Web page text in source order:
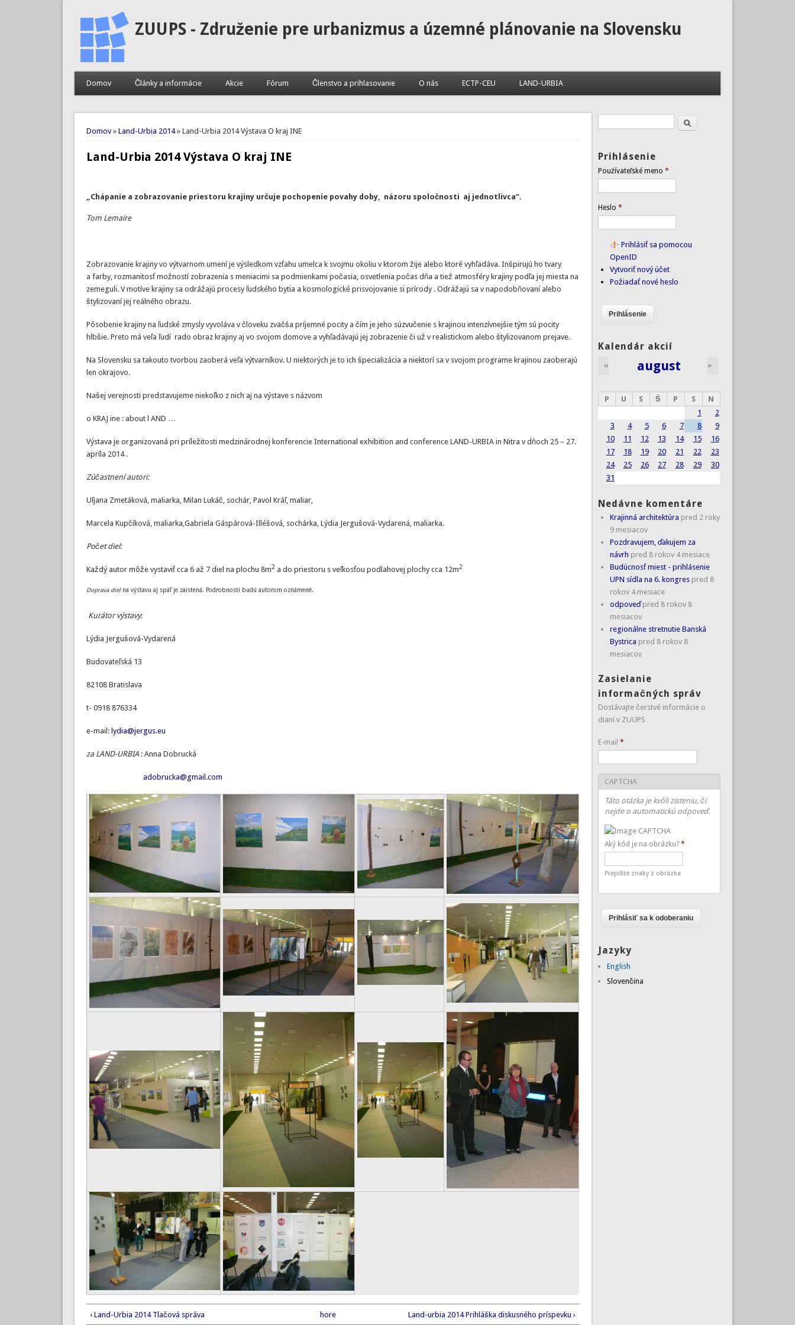
ZUUPS - Združenie pre urbanizmus a územné plánovanie na Slovensku
Domov Články a informácie Akcie Fórum Členstvo a prihlasovanie O nás ECTP-CEU LAND-URBIA
Nachádzate sa tu
Domov» Land-Urbia 2014» Land-Urbia 2014 Výstava O kraj INE
Land-Urbia 2014 Výstava O kraj INE
„Chápanie a zobrazovanie priestoru krajiny určuje pochopenie povahy doby, názoru spoločnosti aj jednotlivca“.
Tom Lemaire
Zobrazovanie krajiny vo výtvarnom umení je výsledkom vzťahu umelca k svojmu okoliu v ktorom žije alebo ktoré vyhľadáva. Inšpirujú ho tvary
a farby, rozmanitosť možností zobrazenia s meniacimi sa podmienkami počasia, osvetlenia počas dňa a tiež atmosféry krajiny podľa jej miesta na
zemeguli. V motíve krajiny sa odrážajú procesy ľudského bytia a kosmologické prisvojovanie si prírody . Odrážajú sa v napodobňovaní alebo
štylizovaní jej reálného obrazu.
Pôsobenie krajiny na ľudské zmysly vyvoláva v človeku zväčša príjemné pocity a čím je jeho súzvučenie s krajinou intenzívnejšie tým sú pocity
hlbšie. Preto má veľa ľudí rado obraz krajiny aj vo svojom domove a vyhľadávajú jej zobrazenie či už v realistickom alebo štylizovanom prejave.
Na Slovensku sa takouto tvorbou zaoberá veľa výtvarníkov. U niektorých je to ich špecializácia a niektorí sa v svojom programe krajinou zaoberajú
len okrajovo.
Našej verejnosti predstavujeme niekoľko z nich aj na výstave s názvom
o KRAJ ine : about l AND …
Výstava je organizovaná pri príležitosti medzinárodnej konferencie International exhibition and conference LAND-URBIA in Nitra v dňoch 25 – 27.
apríla 2014 .
Zúčastnení autori:
Uľjana Zmetáková, maliarka, Milan Lukáč, sochár, Pavol Kráľ, maliar,
Marcela Kupčíková, maliarka,Gabriela Gáspárová-Illéšová, sochárka, Lýdia Jergušová-Vydarená, maliarka.
Počet diel:
Každý autor môže vystaviť cca 6 až 7 diel na plochu 8m2a do priestoru s veľkosťou podlahovej plochy cca 12m2
Doprava dielna výstavu aj späť je zaistená. Podrobnosti budú autorom oznámené.
Kurátor výstavy:
Lýdia Jergušová-Vydarená
Budovateľská 13
82108 Bratislava
t- 0918 876334
e-mail: lydia@jergus.eu
za LAND-URBIA: Anna Dobrucká
adobrucka@gmail.com
‹ Land-Urbia 2014 Tlačová správa hore Land-urbia 2014 Prihláška diskusného príspevku ›
Vyhľadávanie
Hľadať
Prihlásenie
Používateľské meno *
Heslo *
Prihlásiť sa pomocou
OpenID
Vytvoriť nový účet
Požiadať nové heslo
Kalendár akcií
august
« »
P U S Š P S
N
1
2
3
4 5 6 7 8
9
10
11 12 13 14 15
16
17
18 19 20 21 22
23
24
25 26 27 28 29
30
31
Nedávne komentáre
Krajinná architektúra pred 2 roky
9 mesiacov
Pozdravujem, ďakujem za
návrh pred 8 rokov 4 mesiace
Budúcnosť miest - prihlásenie
UPN sídla na 6. kongres pred 8
rokov 4 mesiace
odpoveď pred 8 rokov 8
mesiacov
regionálne stretnutie Banská
Bystrica pred 8 rokov 8
mesiacov
Zasielanie
informačných správ
Dostávajte čerstvé informácie o
dianí v ZUUPS
E-mail *
CAPTCHA
Táto otázka je kvôli zisteniu, či
nejde o automatickú odpoveď.
Aký kód je na obrázku? *
Prepíšte znaky z obrázka
Jazyky
English
Slovenčina